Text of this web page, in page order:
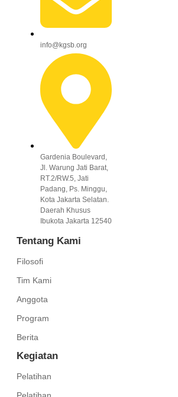
info@kgsb.org
Gardenia Boulevard,
Jl. Warung Jati Barat,
RT.2/RW.5, Jati
Padang, Ps. Minggu,
Kota Jakarta Selatan.
Daerah Khusus
Ibukota Jakarta 12540
Tentang Kami
Filosofi
Tim Kami
Anggota
Program
Berita
Kegiatan
Pelatihan